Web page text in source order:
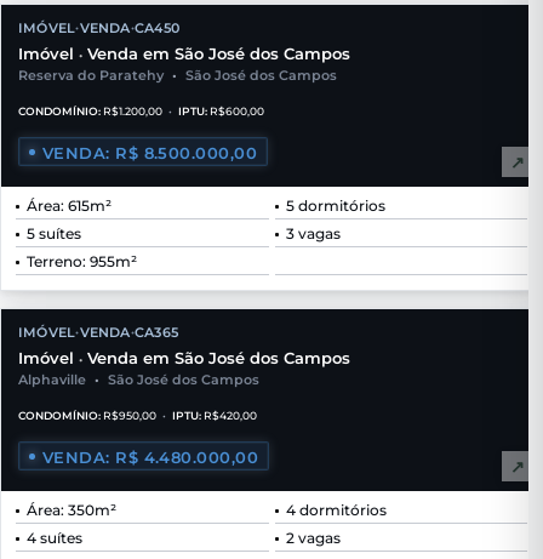
IMÓVEL•VENDA•CA450
Imóvel • Venda em São José dos Campos
Reserva do Paratehy • São José dos Campos
CONDOMÍNIO: R$1.200,00 • IPTU: R$600,00
VENDA: R$ 8.500.000,00 ↗
Área: 615m²
5 dormitórios
5 suítes
3 vagas
Terreno: 955m²
IMÓVEL•VENDA•CA365
Imóvel • Venda em São José dos Campos
Alphaville • São José dos Campos
CONDOMÍNIO: R$950,00 • IPTU: R$420,00
VENDA: R$ 4.480.000,00 ↗
Área: 350m²
4 dormitórios
4 suítes
2 vagas